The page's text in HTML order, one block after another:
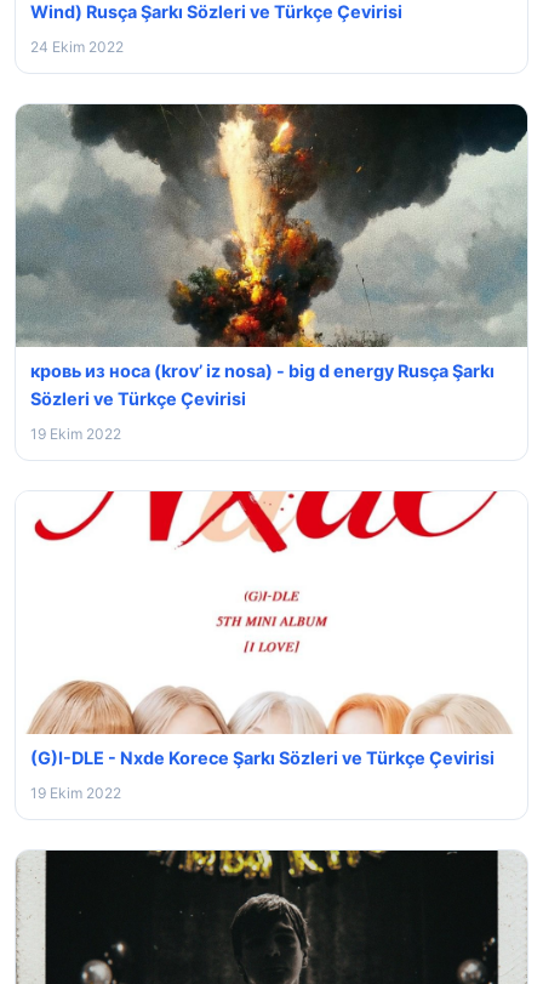
Wind) Rusça Şarkı Sözleri ve Türkçe Çevirisi
24 Ekim 2022
кровь из носа (krov’ iz nosa) - ⁣big d energy Rusça Şarkı
Sözleri ve Türkçe Çevirisi
19 Ekim 2022
(G)I-DLE - Nxde Korece Şarkı Sözleri ve Türkçe Çevirisi
19 Ekim 2022